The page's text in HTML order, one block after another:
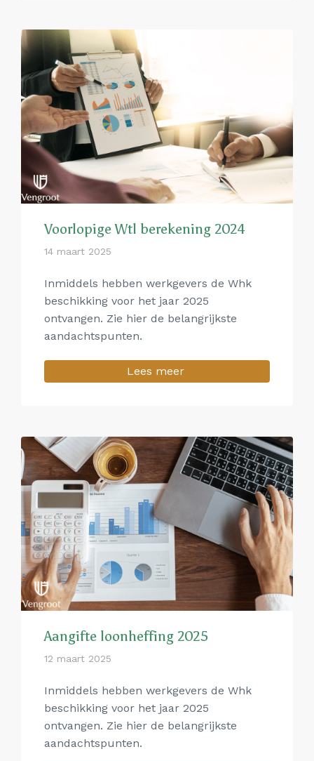
Voorlopige Wtl berekening 2024
14 maart 2025
Inmiddels hebben werkgevers de Whk
beschikking voor het jaar 2025
ontvangen. Zie hier de belangrijkste
aandachtspunten.
Lees meer
Aangifte loonheffing 2025
12 maart 2025
Inmiddels hebben werkgevers de Whk
beschikking voor het jaar 2025
ontvangen. Zie hier de belangrijkste
aandachtspunten.